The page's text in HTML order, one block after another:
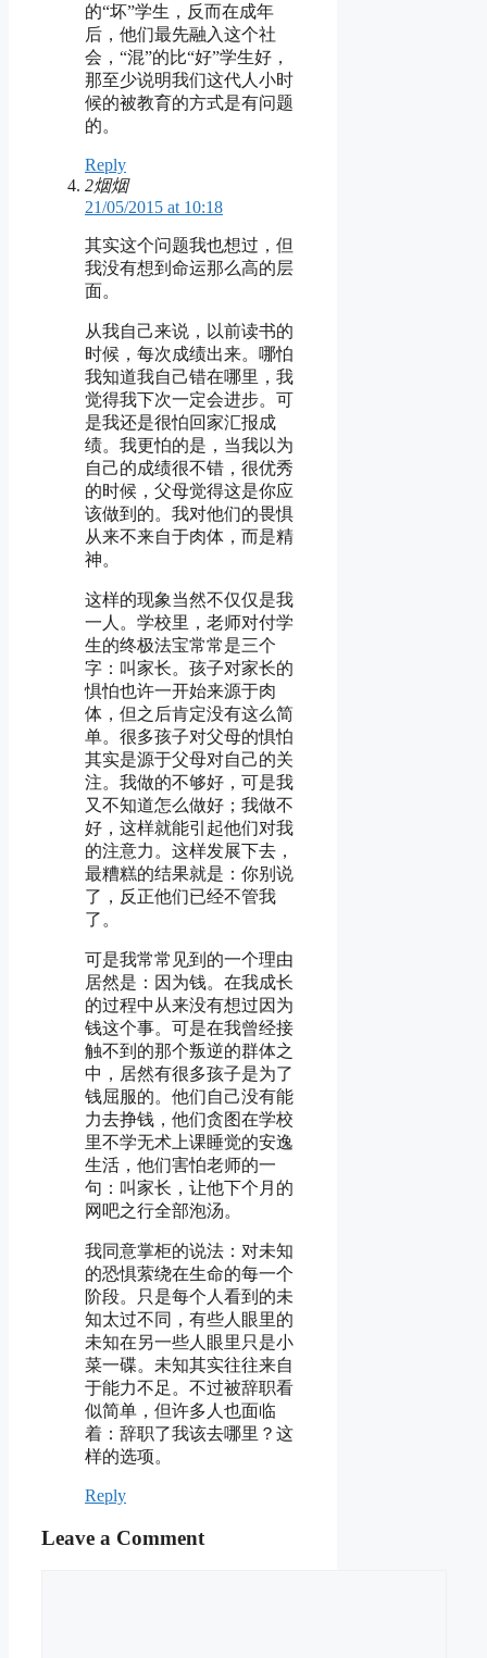
的“坏”学生，反而在成年
后，他们最先融入这个社
会，“混”的比“好”学生好，
那至少说明我们这代人小时
候的被教育的方式是有问题
的。
Reply
2烟烟
21/05/2015 at 10:18
其实这个问题我也想过，但
我没有想到命运那么高的层
面。
从我自己来说，以前读书的
时候，每次成绩出来。哪怕
我知道我自己错在哪里，我
觉得我下次一定会进步。可
是我还是很怕回家汇报成
绩。我更怕的是，当我以为
自己的成绩很不错，很优秀
的时候，父母觉得这是你应
该做到的。我对他们的畏惧
从来不来自于肉体，而是精
神。
这样的现象当然不仅仅是我
一人。学校里，老师对付学
生的终极法宝常常是三个
字：叫家长。孩子对家长的
惧怕也许一开始来源于肉
体，但之后肯定没有这么简
单。很多孩子对父母的惧怕
其实是源于父母对自己的关
注。我做的不够好，可是我
又不知道怎么做好；我做不
好，这样就能引起他们对我
的注意力。这样发展下去，
最糟糕的结果就是：你别说
了，反正他们已经不管我
了。
可是我常常见到的一个理由
居然是：因为钱。在我成长
的过程中从来没有想过因为
钱这个事。可是在我曾经接
触不到的那个叛逆的群体之
中，居然有很多孩子是为了
钱屈服的。他们自己没有能
力去挣钱，他们贪图在学校
里不学无术上课睡觉的安逸
生活，他们害怕老师的一
句：叫家长，让他下个月的
网吧之行全部泡汤。
我同意掌柜的说法：对未知
的恐惧萦绕在生命的每一个
阶段。只是每个人看到的未
知太过不同，有些人眼里的
未知在另一些人眼里只是小
菜一碟。未知其实往往来自
于能力不足。不过被辞职看
似简单，但许多人也面临
着：辞职了我该去哪里？这
样的选项。
Reply
Leave a Comment